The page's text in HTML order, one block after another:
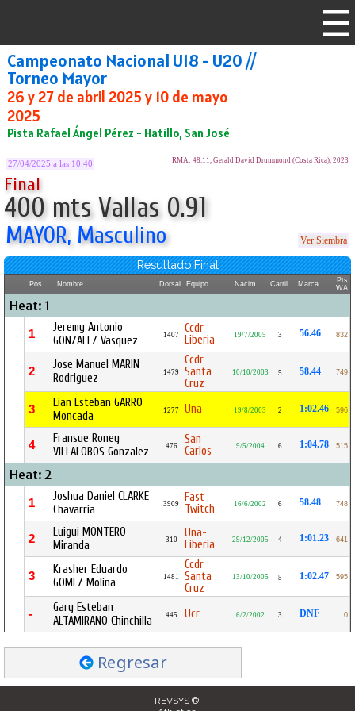
Campeonato Nacional U18 - U20 //
Torneo Mayor
26 y 27 de abril 2025 y 10 de mayo
2025
Pista Rafael Ángel Pérez - Hatillo, San José
27/04/2025 a las 10:40 RMA: 48.11, Gerald David Drummond (Costa Rica), 2023
Final
400 mts Vallas 0.91
MAYOR, Masculino Ver Siembra
Resultado Final
Pos Nombre Dorsal Equipo Nacim. Carril Marca
Pts
WA
Heat: 1
1
Jeremy Antonio
GONZALEZ Vasquez
1407
Ccdr
Liberia
19/7/2005 3 56.46 832
2
Jose Manuel MARIN
Rodriguez
1479
Ccdr
Santa
Cruz
10/10/2003 5 58.44 749
3
Lian Esteban GARRO
Moncada
1277 Una 19/8/2003 2 1:02.46 596
4
Fransue Roney
VILLALOBOS Gonzalez
476
San
Carlos
9/5/2004 6 1:04.78 515
Heat: 2
1
Joshua Daniel CLARKE
Chavarria
3909
Fast
Twitch
16/6/2002 6 58.48 748
2
Luigui MONTERO
Miranda
310
Una-
Liberia
29/12/2005 4 1:01.23 641
3
Krasher Eduardo
GOMEZ Molina
1481
Ccdr
Santa
Cruz
13/10/2005 5 1:02.47 595
-
Gary Esteban
ALTAMIRANO Chinchilla
445 Ucr 6/2/2002 3 DNF 0
Regresar
REVSYS ®